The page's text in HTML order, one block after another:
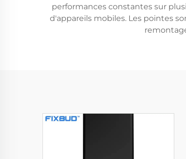
performances constantes sur
d'appareils mobiles. Les pointes